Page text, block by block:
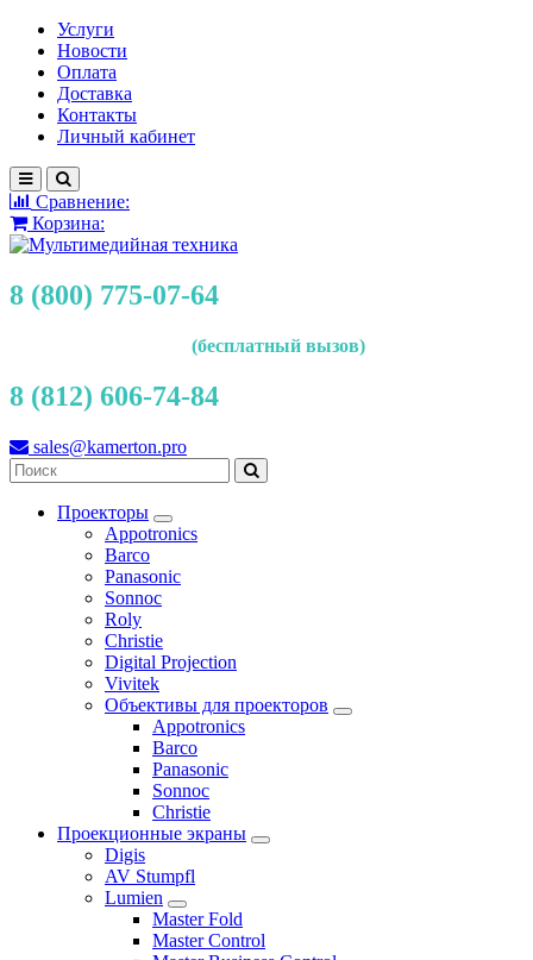
Услуги
Новости
Оплата
Доставка
Контакты
Личный кабинет
Сравнение:
Корзина:
8 (800) 775-07-64
(бесплатный вызов)
8 (812) 606-74-84
sales@kamerton.pro
Проекторы
Appotronics
Barco
Panasonic
Sonnoc
Roly
Christie
Digital Projection
Vivitek
Объективы для проекторов
Appotronics
Barco
Panasonic
Sonnoc
Сhristie
Проекционные экраны
Digis
AV Stumpfl
Lumien
Master Fold
Master Control